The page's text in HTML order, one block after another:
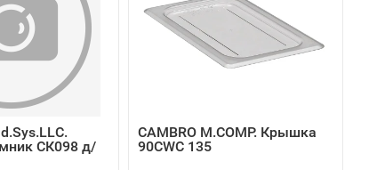
СК098 д/
CAMBRO M.COMP. Крышка
90CWC 135